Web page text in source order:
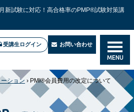
新試験に対応！高合格率のPMP®試験対策講
受講生ログイン お問い合わせ
MENU
ション › PMI®会員費用の改定について